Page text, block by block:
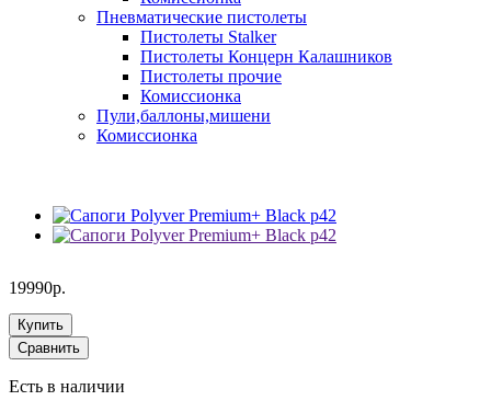
Пневматические пистолеты
Пистолеты Stalker
Пистолеты Концерн Калашников
Пистолеты прочие
Комиссионка
Пули,баллоны,мишени
Комиссионка
19990р.
Купить
Сравнить
Есть в наличии